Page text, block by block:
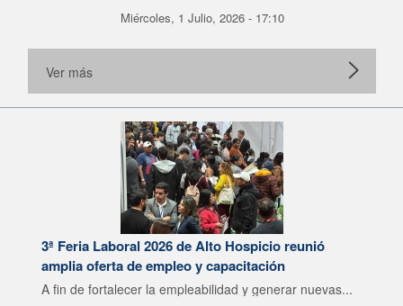
Miércoles, 1 Julio, 2026 - 17:10
Ver más
3ª Feria Laboral 2026 de Alto Hospicio reunió
amplia oferta de empleo y capacitación
A fin de fortalecer la empleabilidad y generar nuevas...